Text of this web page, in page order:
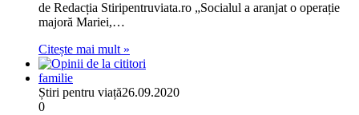
de Redacția Stiripentruviata.ro „Socialul a aranjat o operație
majoră Mariei,…
Citește mai mult »
familie
Știri pentru viață26.09.2020
0